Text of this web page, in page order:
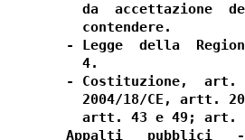
da  accettazione
  contendere.
- Legge  della
  4.
- Costituzione,  art.
2004/18/CE, artt.
artt. 43 e 49; art.
Appalti   pubblici   -